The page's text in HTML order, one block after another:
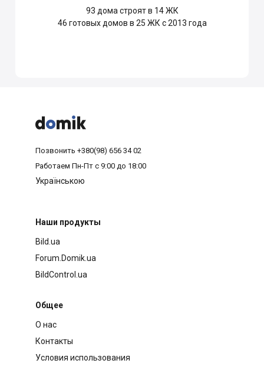
93 дома строят в 14 ЖК
46 готовых домов в 25 ЖК с 2013 года



Позвонить +380(98) 656 34 02
Работаем Пн-Пт с 9:00 до 18:00
Українською
Наши продукты
Bild.ua
Forum.Domik.ua
BildControl.ua
Общее
О нас
Контакты
Условия использования